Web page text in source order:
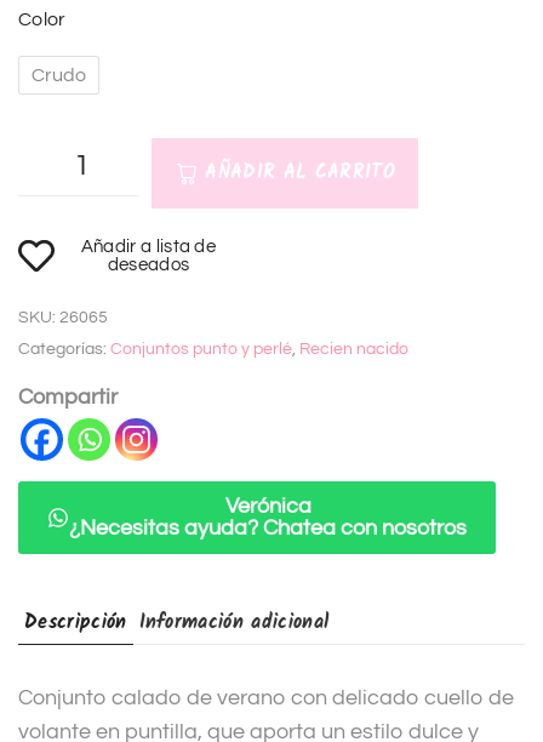
Color
Crudo
AÑADIR AL CARRITO
l
e
r
n
a
Añadir a lista de
deseados
SKU: 26065
Categorías: Conjuntos punto y perlé, Recien nacido
Compartir
Verónica
¿Necesitas ayuda? Chatea con nosotros
Descripción Información adicional
Conjunto calado de verano con delicado cuello de
volante en puntilla, que aporta un estilo dulce y